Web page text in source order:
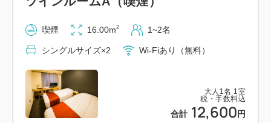
大人 1名 1室
税・手数料込
合計 12,600 円
喫煙 16.00m2 1~2名
シングルサイズ×2 Wi-Fiあり（無料）